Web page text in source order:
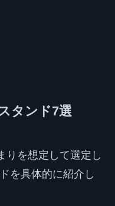
タンド7選
りを想定して選定し
を具体的に紹介し